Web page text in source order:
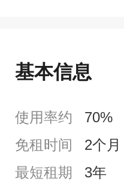
基本信息
使用率约 70%
免租时间
2个月
最短租期
3年